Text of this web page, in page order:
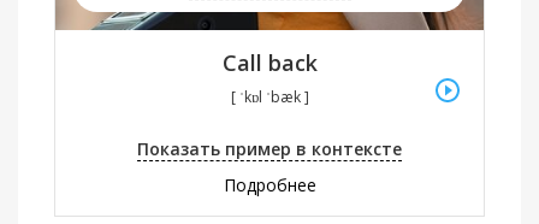
Call back
[ ˈkɒl ˈbæk ]
Показать пример в контексте
Подробнее